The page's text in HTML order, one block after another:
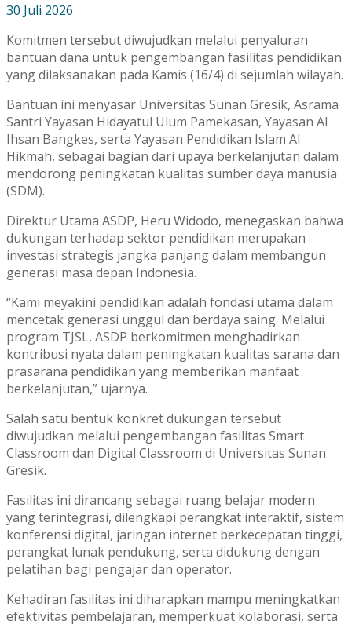
30 Juli 2026
Komitmen tersebut diwujudkan melalui penyaluran
bantuan dana untuk pengembangan fasilitas pendidikan
yang dilaksanakan pada Kamis (16/4) di sejumlah wilayah.
Bantuan ini menyasar Universitas Sunan Gresik, Asrama
Santri Yayasan Hidayatul Ulum Pamekasan, Yayasan Al
Ihsan Bangkes, serta Yayasan Pendidikan Islam Al
Hikmah, sebagai bagian dari upaya berkelanjutan dalam
mendorong peningkatan kualitas sumber daya manusia
(SDM).
Direktur Utama ASDP, Heru Widodo, menegaskan bahwa
dukungan terhadap sektor pendidikan merupakan
investasi strategis jangka panjang dalam membangun
generasi masa depan Indonesia.
“Kami meyakini pendidikan adalah fondasi utama dalam
mencetak generasi unggul dan berdaya saing. Melalui
program TJSL, ASDP berkomitmen menghadirkan
kontribusi nyata dalam peningkatan kualitas sarana dan
prasarana pendidikan yang memberikan manfaat
berkelanjutan,” ujarnya.
Salah satu bentuk konkret dukungan tersebut
diwujudkan melalui pengembangan fasilitas Smart
Classroom dan Digital Classroom di Universitas Sunan
Gresik.
Fasilitas ini dirancang sebagai ruang belajar modern
yang terintegrasi, dilengkapi perangkat interaktif, sistem
konferensi digital, jaringan internet berkecepatan tinggi,
perangkat lunak pendukung, serta didukung dengan
pelatihan bagi pengajar dan operator.
Kehadiran fasilitas ini diharapkan mampu meningkatkan
efektivitas pembelajaran, memperkuat kolaborasi, serta